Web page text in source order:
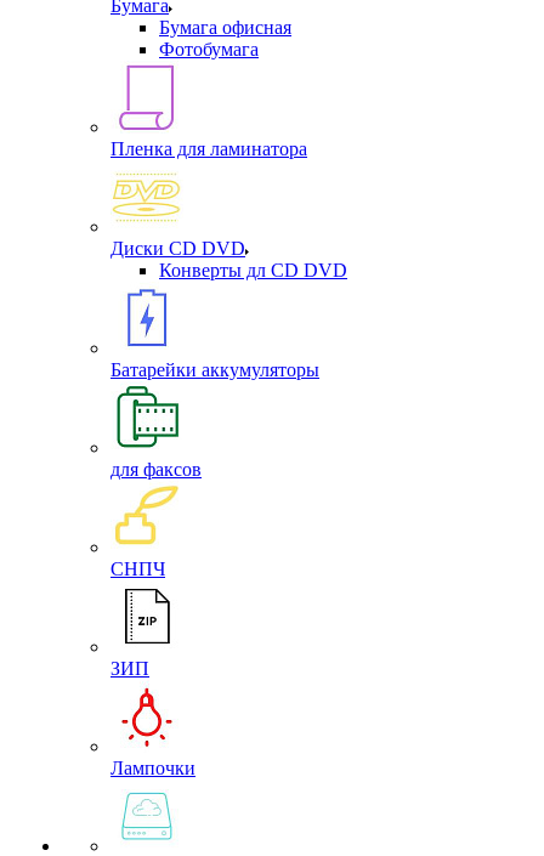
Бумага
Бумага офисная
Фотобумага
Пленка для ламинатора
Диски CD DVD
Конверты дл CD DVD
Батарейки аккумуляторы
для факсов
СНПЧ
ЗИП
Лампочки